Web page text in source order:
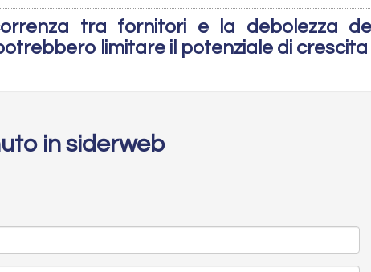
tra fornitori e la debolezza
limitare il potenziale di crescita
in siderweb